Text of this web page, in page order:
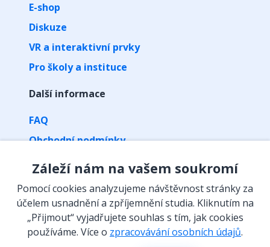
E-shop
Diskuze
VR a interaktivní prvky
Pro školy a instituce
Další informace
FAQ
Obchodní podmínky
Zpracování osobních údajů
Vyzvednutí předplatného kódem
Isibalo na sítích
Záleží nám na vašem soukromí
Pomocí cookies analyzujeme návštěvnost stránky za
účelem usnadnění a zpříjemnění studia. Kliknutím na
„Přijmout“ vyjadřujete souhlas s tím, jak cookies
používáme. Více o zpracovávání osobních údajů.